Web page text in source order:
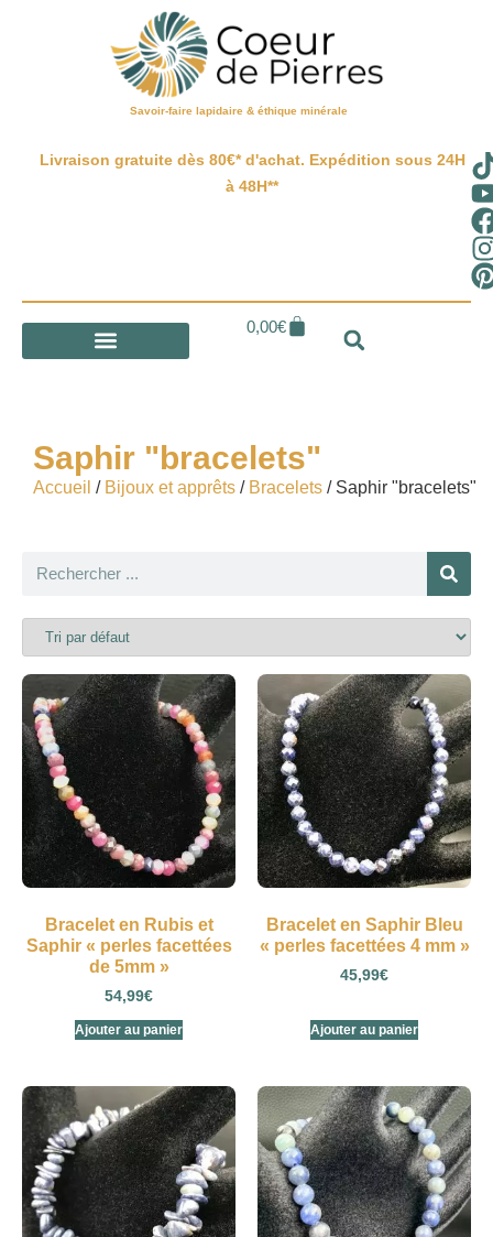
Savoir-faire lapidaire & éthique minérale
Livraison gratuite dès 80€* d'achat. Expédition sous 24H
à 48H**
0,00€
Saphir "bracelets"
Accueil / Bijoux et apprêts / Bracelets / Saphir "bracelets"
Bracelet en Rubis et
Saphir « perles facettées
de 5mm »
54,99€
Ajouter au panier
Bracelet en Saphir Bleu
« perles facettées 4 mm »
45,99€
Ajouter au panier